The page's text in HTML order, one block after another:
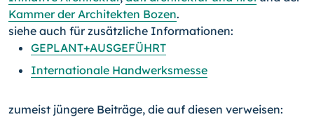
Kammer der Architekten Bozen.
siehe auch für zusätzliche Informationen:
GEPLANT+AUSGEFÜHRT
Internationale Handwerksmesse
zumeist jüngere Beiträge, die auf diesen verweisen: